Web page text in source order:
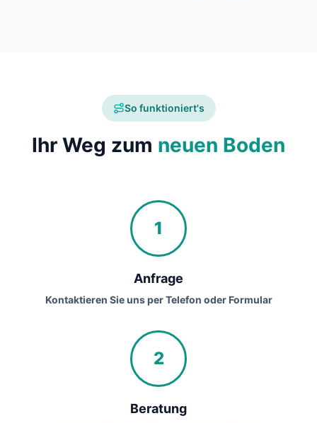
So funktioniert's
Ihr Weg zum neuen Boden
1
Anfrage
Kontaktieren Sie uns per Telefon oder Formular
2
Beratung